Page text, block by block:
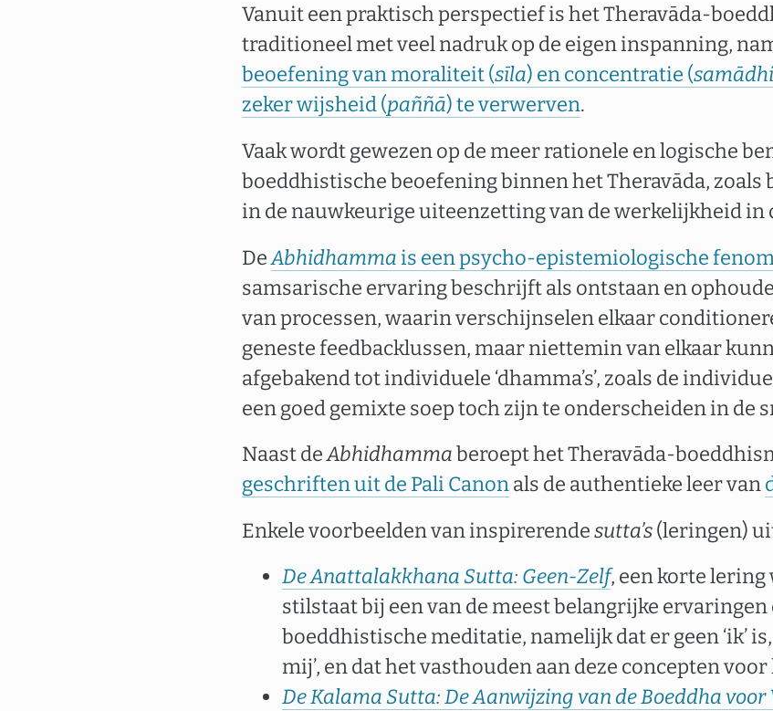
Vanuit een praktisch perspectief is het Theravāda-
traditioneel met veel nadruk op de eigen inspanning,
beoefening van moraliteit (sīla) en concentratie (samādhi
zeker wijsheid (paññā) te verwerven.
Vaak wordt gewezen op de meer rationele en logische
boeddhistische beoefening binnen het Theravāda, zoals
in de nauwkeurige uiteenzetting van de werkelijkheid in
DeAbhidhammais een psycho-epistemiologische
samsarische ervaring beschrijft als ontstaan ​​en
van processen, waarin verschijnselen elkaar
geneste feedbacklussen, maar niettemin van elkaar
afgebakend tot individuele ‘dhamma’s’, zoals de
een goed gemixte soep toch zijn te onderscheiden in de
Naast deAbhidhammaberoept het Theravāda-
geschriften uit de Pali Canonals de authentieke leer van
Enkele voorbeelden van inspirerendesutta’s(leringen)
De Anattalakkhana Sutta: Geen-Zelf, een korte lering
stilstaat bij een van de meest belangrijke
boeddhistische meditatie, namelijk dat er geen ‘ik’ is,
mij’, en dat het vasthouden aan deze concepten
De Kalama Sutta: De Aanwijzing van de Boeddha voor